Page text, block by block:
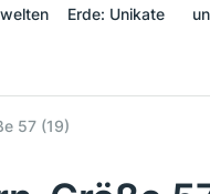
Erde: Unikate
57 (19)